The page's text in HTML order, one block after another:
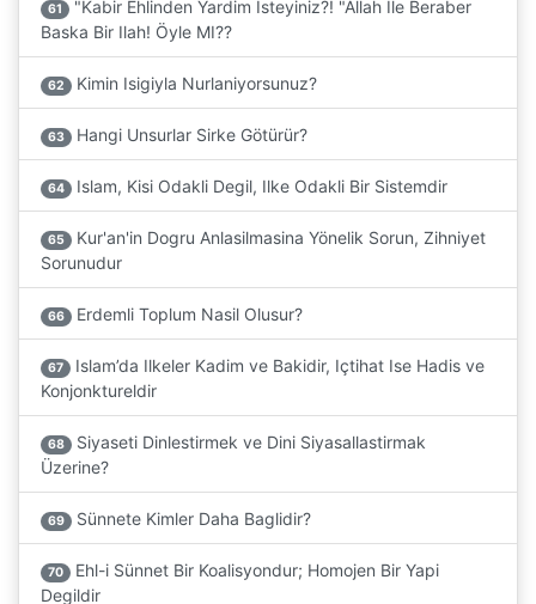
61
"Kabir Ehlinden Yardim Isteyiniz?! "Allah Ile Beraber
Baska Bir Ilah! Öyle MI??
62 Kimin Isigiyla Nurlaniyorsunuz?
63 Hangi Unsurlar Sirke Götürür?
64 Islam, Kisi Odakli Degil, Ilke Odakli Bir Sistemdir
65
Kur'an'in Dogru Anlasilmasina Yönelik Sorun, Zihniyet
Sorunudur
66 Erdemli Toplum Nasil Olusur?
67
Islam’da Ilkeler Kadim ve Bakidir, Içtihat Ise Hadis ve
Konjonktureldir
68
Siyaseti Dinlestirmek ve Dini Siyasallastirmak
Üzerine?
69 Sünnete Kimler Daha Baglidir?
70
Ehl-i Sünnet Bir Koalisyondur; Homojen Bir Yapi
Degildir